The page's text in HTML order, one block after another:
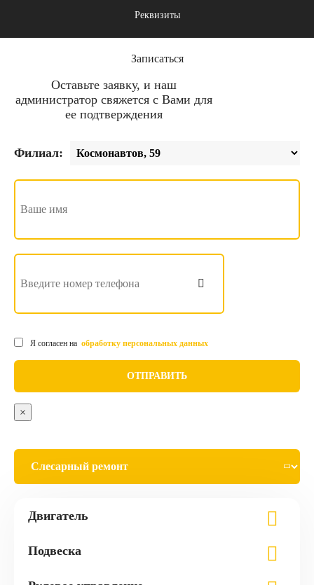
Реквизиты
Записаться
Оставьте заявку, и наш
администратор свяжется с Вами для
ее подтверждения
Филиал:
Я согласен на обработку персональных данных
×
Двигатель
Подвеска